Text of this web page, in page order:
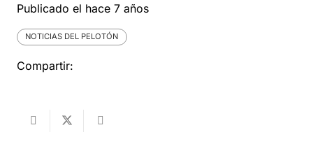
Publicado el hace 7 años
NOTICIAS DEL PELOTÓN
Compartir: